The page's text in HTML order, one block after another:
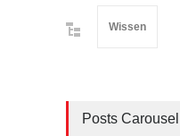
Wissen
Posts Carousel